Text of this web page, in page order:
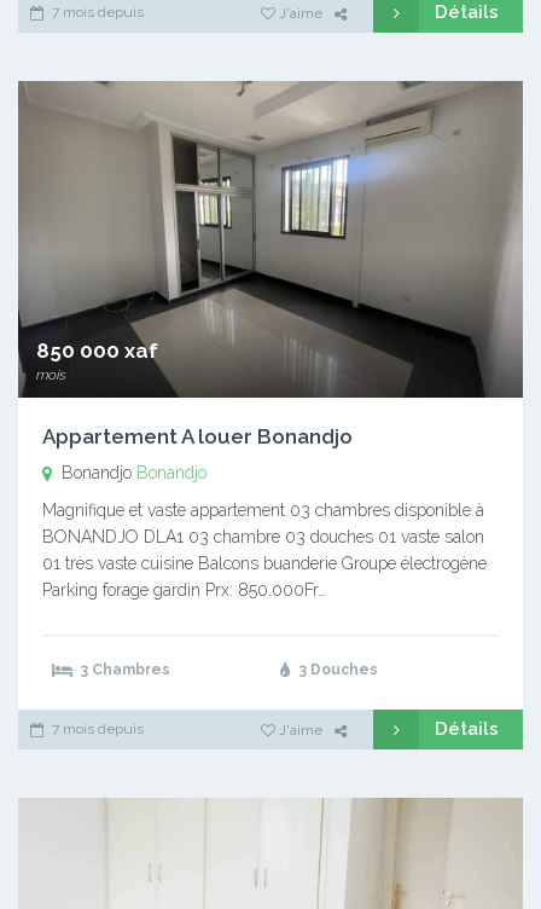
7 mois depuis J'aime Détails
850 000 xaf
mois
Appartement A louer Bonandjo
Bonandjo Bonandjo
Magnifique et vaste appartement 03 chambres disponible à
BONANDJO DLA1 03 chambre 03 douches 01 vaste salon
01 très vaste cuisine Balcons buanderie Groupe électrogène
Parking forage gardin Prx: 850.000Fr…
3 Chambres 3 Douches
7 mois depuis J'aime Détails